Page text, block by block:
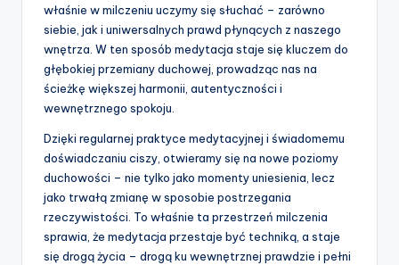
właśnie w milczeniu uczymy się słuchać – zarówno
siebie, jak i uniwersalnych prawd płynących z naszego
wnętrza. W ten sposób medytacja staje się kluczem do
głębokiej przemiany duchowej, prowadząc nas na
ścieżkę większej harmonii, autentyczności i
wewnętrznego spokoju.
Dzięki regularnej praktyce medytacyjnej i świadomemu
doświadczaniu ciszy, otwieramy się na nowe poziomy
duchowości – nie tylko jako momenty uniesienia, lecz
jako trwałą zmianę w sposobie postrzegania
rzeczywistości. To właśnie ta przestrzeń milczenia
sprawia, że medytacja przestaje być techniką, a staje
się drogą życia – drogą ku wewnętrznej prawdzie i pełni